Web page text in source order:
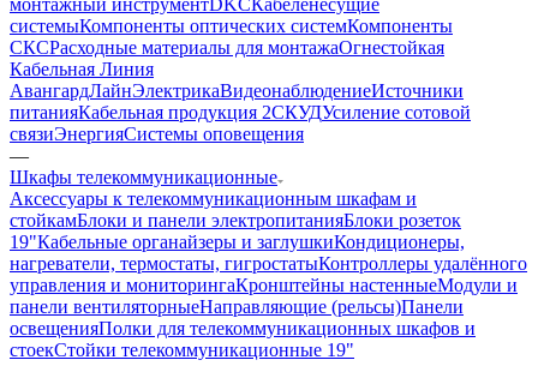
системыКомпоненты оптических системКомпоненты
СКСРасходные материалы для монтажаОгнестойкая
Кабельная Линия
АвангардЛайнЭлектрикаВидеонаблюдениеИсточники
питанияКабельная продукция 2СКУДУсиление сотовой
связиЭнергияСистемы оповещения
—
Шкафы телекоммуникационные
Аксессуары к телекоммуникационным шкафам и
стойкамБлоки и панели электропитанияБлоки розеток
19"Кабельные органайзеры и заглушкиКондиционеры,
нагреватели, термостаты, гигростатыКонтроллеры удалённого
управления и мониторингаКронштейны настенныеМодули и
панели вентиляторныеНаправляющие (рельсы)Панели
освещенияПолки для телекоммуникационных шкафов и
стоекСтойки телекоммуникационные 19"